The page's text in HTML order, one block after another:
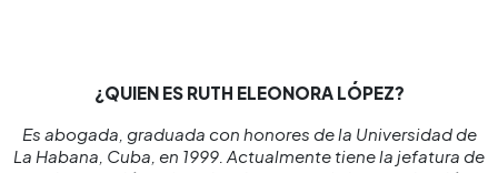
¿QUIEN ES RUTH ELEONORA LÓPEZ?
Es abogada, graduada con honores de la Universidad de
La Habana, Cuba, en 1999. Actualmente tiene la jefatura de